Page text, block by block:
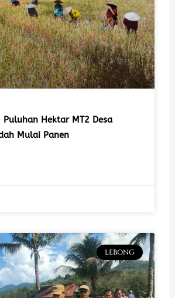
Puluhan Hektar MT2 Desa
Mulai Panen
LEBONG